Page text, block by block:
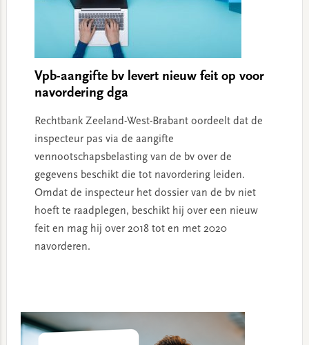
Vpb-aangifte bv levert nieuw feit op voor
navordering dga
Rechtbank Zeeland-West-Brabant oordeelt dat de
inspecteur pas via de aangifte
vennootschapsbelasting van de bv over de
gegevens beschikt die tot navordering leiden.
Omdat de inspecteur het dossier van de bv niet
hoeft te raadplegen, beschikt hij over een nieuw
feit en mag hij over 2018 tot en met 2020
navorderen.
Sidebar